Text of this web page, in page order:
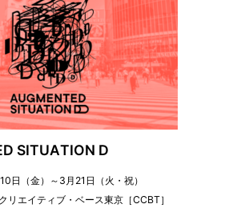
SITUATION D
日（金）～3月21日（火・祝）
リエイティブ・ベース東京［CCBT］